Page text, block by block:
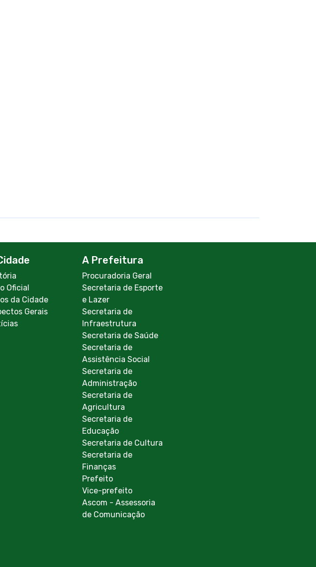
Oficial
da Cidade
Gerais
A Prefeitura
Procuradoria Geral
Secretaria de Esporte
e Lazer
Secretaria de
Infraestrutura
Secretaria de Saúde
Secretaria de
Assistência Social
Secretaria de
Administração
Secretaria de
Agricultura
Secretaria de
Educação
Secretaria de Cultura
Secretaria de
Finanças
Prefeito
Vice-prefeito
Ascom - Assessoria
de Comunicação